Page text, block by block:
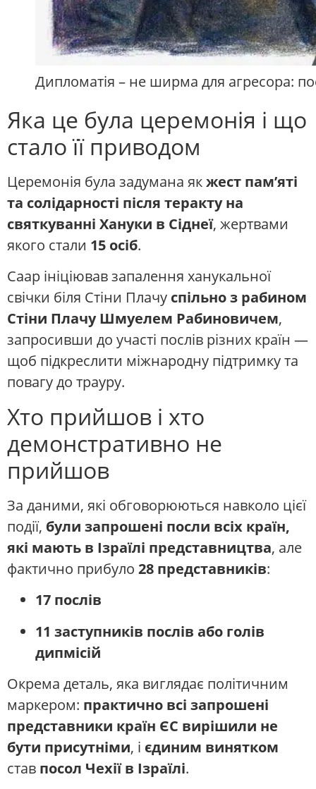
Дипломатія – не ширма для агресора:
Яка це була церемонія і що
стало її приводом
Церемонія була задумана якжест пам’яті
та солідарності після теракту на
святкуванні Хануки в Сіднеї, жертвами
якого стали 15 осіб.
Саар ініціював запалення ханукальної
свічки біля Стіни Плачу спільно з рабином
Стіни Плачу Шмуелем Рабиновичем,
запросивши до участі послів різних країн —
щоб підкреслити міжнародну підтримку та
повагу до трауру.
Хто прийшов і хто
демонстративно не
прийшов
За даними, які обговорюються навколо цієї
події, були запрошені посли всіх країн,
які мають в Ізраїлі представництва, але
фактично прибуло 28 представників:
17 послів
11 заступників послів або голів
дипмісій
Окрема деталь, яка виглядає політичним
маркером: практично всі запрошені
представники країн ЄС вирішили не
бути присутніми, і єдиним винятком
став посол Чехії в Ізраїлі.